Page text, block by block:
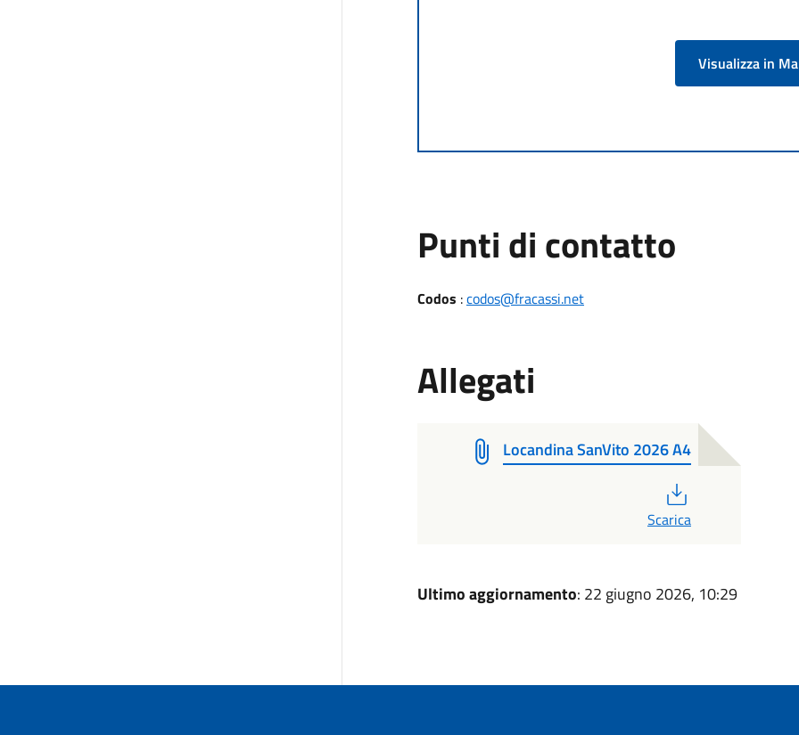
Visualizza in
Punti di contatto
Codos :codos@fracassi.net
Allegati
Locandina SanVito 2026 A4
Scarica
Ultimo aggiornamento: 22 giugno 2026, 10:29